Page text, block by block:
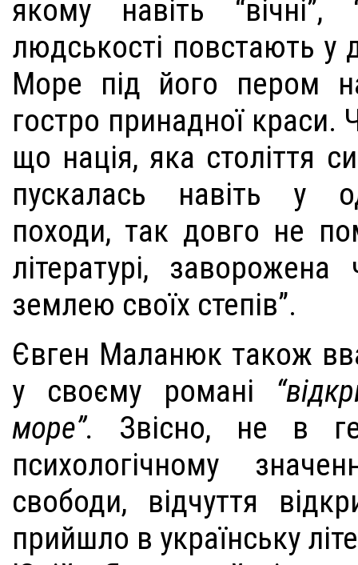
якому навіть “вічні”,
людськості повстають у
Море під його пером
гостро принадної краси.
що нація, яка століття
пускалась навіть у
походи, так довго не
літературі,
землею своїх степів”.
Євген Маланюк також
у своєму романі
море”. Звісно, не в
психологічному
свободи, відчуття
прийшло в українську